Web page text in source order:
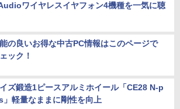
ワイヤレスイヤフォン4機種を一気に聴
の良いお得な中古PC情報はこのページで
ック！
ズ鍛造1ピースアルミホイール「CE28 N-p
」軽量なままに剛性を向上